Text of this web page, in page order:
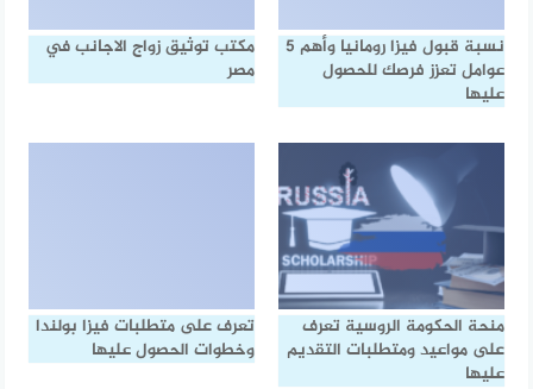
نسبة قبول فيزا رومانيا وأهم 5
عوامل تعزز فرصك للحصول
عليها
مكتب توثيق زواج الاجانب في
مصر
منحة الحكومة الروسية تعرف
على مواعيد ومتطلبات التقديم
عليها
تعرف على متطلبات فيزا بولندا
وخطوات الحصول عليها